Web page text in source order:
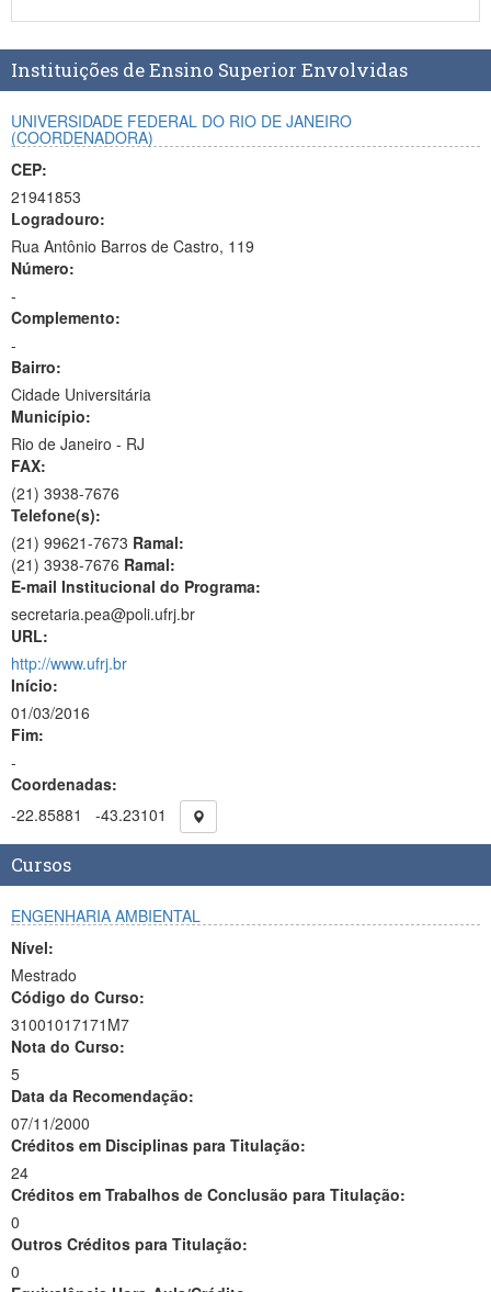
Instituições de Ensino Superior Envolvidas
UNIVERSIDADE FEDERAL DO RIO DE JANEIRO
(COORDENADORA)
CEP:
21941853
Logradouro:
Rua Antônio Barros de Castro, 119
Número:
-
Complemento:
-
Bairro:
Cidade Universitária
Município:
Rio de Janeiro - RJ
FAX:
(21) 3938-7676
Telefone(s):
(21) 99621-7673 Ramal:
(21) 3938-7676 Ramal:
E-mail Institucional do Programa:
secretaria.pea@poli.ufrj.br
URL:
http://www.ufrj.br
Início:
01/03/2016
Fim:
-
Coordenadas:
-22.85881
-43.23101
Cursos
ENGENHARIA AMBIENTAL
Nível:
Mestrado
Código do Curso:
31001017171M7
Nota do Curso:
5
Data da Recomendação:
07/11/2000
Créditos em Disciplinas para Titulação:
24
Créditos em Trabalhos de Conclusão para Titulação:
0
Outros Créditos para Titulação:
0